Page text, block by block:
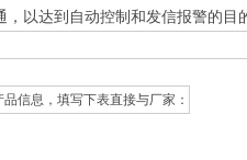
以达到自动控制和发信报警的目
信息，填写下表直接与厂家：